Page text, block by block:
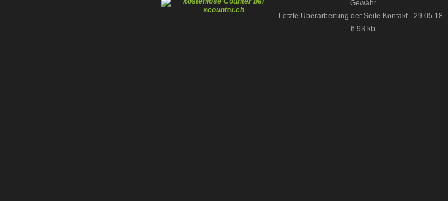
Gewähr
Letzte Überarbeitung der Seite Kontakt - 29.05.18 -
6.93 kb